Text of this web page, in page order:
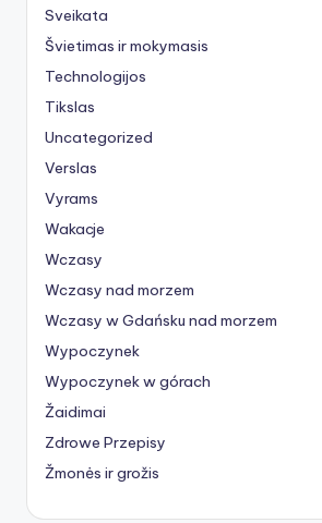
Sveikata
Švietimas ir mokymasis
Technologijos
Tikslas
Uncategorized
Verslas
Vyrams
Wakacje
Wczasy
Wczasy nad morzem
Wczasy w Gdańsku nad morzem
Wypoczynek
Wypoczynek w górach
Žaidimai
Zdrowe Przepisy
Žmonės ir grožis